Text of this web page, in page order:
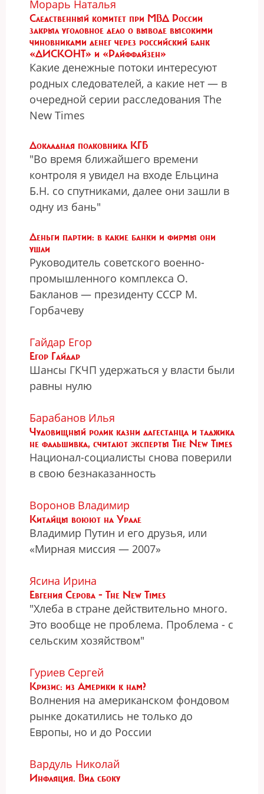
Морарь Наталья
Следственный комитет при МВД России
закрыл уголовное дело о выводе высокими
чиновниками денег через российский банк
«ДИСКОНТ» и «Райффайзен»
Какие денежные потоки интересуют
родных следователей, а какие нет — в
очередной серии расследования The
New Times
Докладная полковника КГБ
"Во время ближайшего времени
контроля я увидел на входе Ельцина
Б.Н. со спутниками, далее они зашли в
одну из бань"
Деньги партии: в какие банки и фирмы они
ушли
Руководитель советского военно-
промышленного комплекса О.
Бакланов — президенту СССР М.
Горбачеву
Гайдар Егор
Егор Гайдар
Шансы ГКЧП удержаться у власти были
равны нулю
Барабанов Илья
Чудовищный ролик казни дагестанца и таджика
не фальшивка, считают эксперты The New Times
Национал-социалисты снова поверили
в свою безнаказанность
Воронов Владимир
Китайцы воюют на Урале
Владимир Путин и его друзья, или
«Мирная миссия — 2007»
Ясина Ирина
Евгения Серова - The New Times
"Хлеба в стране действительно много.
Это вообще не проблема. Проблема - с
сельским хозяйством"
Гуриев Сергей
Кризис: из Америки к нам?
Волнения на американском фондовом
рынке докатились не только до
Европы, но и до России
Вардуль Николай
Инфляция. Вид сбоку